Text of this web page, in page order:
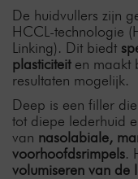
De huidvullers zijn
HCCL-technologie
Linking). Dit biedt
plasticiteiten maakt
resultaten mogelijk.
Deep is een filler
tot diepe lederhuid
van nasolabiale,
voorhoofdsrimpels.
volumiseren van de